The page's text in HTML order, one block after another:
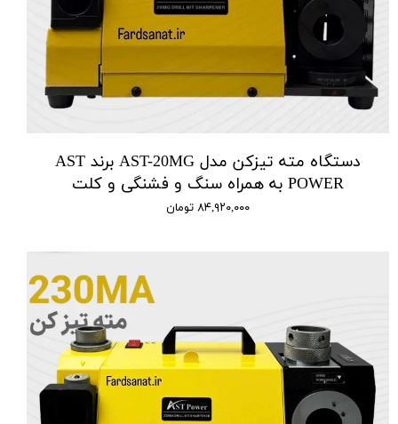
دستگاه مته تیزکن مدل AST-20MG برند AST
POWER به همراه سنگ و فشنگی و کلت
۸۴,۹۲۰,۰۰۰ تومان